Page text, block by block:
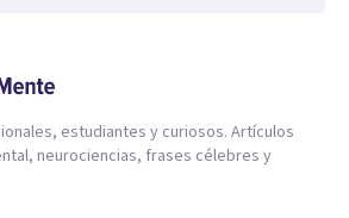
estudiantes y curiosos. Artículos
neurociencias, frases célebres y